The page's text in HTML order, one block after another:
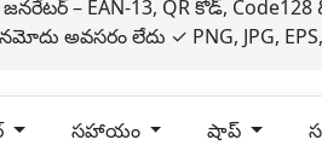
– EAN-13, QR కోడ్, Code128
అవసరం లేదు ✓ PNG, JPG, EPS,
సహాయం షాప్